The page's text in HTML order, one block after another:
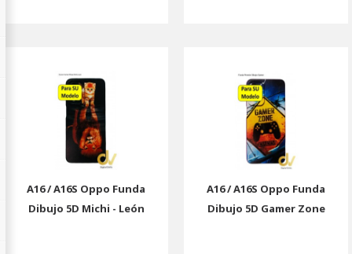
A16 / A16S Oppo Funda
Dibujo 5D Michi - León
A16 / A16S Oppo Funda
Dibujo 5D Gamer Zone